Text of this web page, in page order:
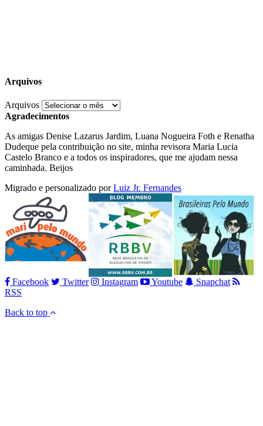
Arquivos
Arquivos
Agradecimentos
As amigas Denise Lazarus Jardim, Luana Nogueira Foth e Renatha
Dudeque pela contribuição no site, minha revisora Maria Lucia
Castelo Branco e a todos os inspiradores, que me ajudam nessa
caminhada. Beijos
Migrado e personalizado porLuiz Jr. Fernandes
Facebook Twitter Instagram Youtube
Snapchat
RSS
Back to top